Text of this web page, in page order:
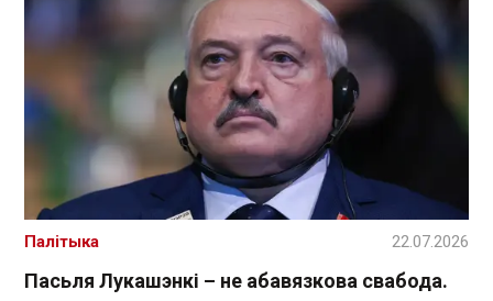
Пасьля Лукашэнкі – не абавязкова свабода.
Палітыка 22.07.2026